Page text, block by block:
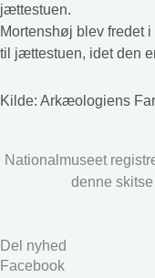
jættestuen.
Mortenshøj blev fredet
til jættestuen, idet den
Kilde: Arkæologiens
Nationalmuseet
denne
Del nyhed
Facebook